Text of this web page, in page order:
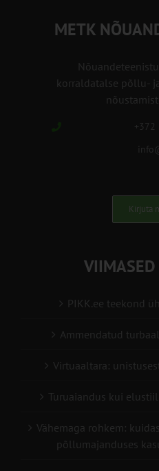
METK
korraldatalse põllu-
+372
Kirjuta
PIKK.ee teekond
Ammendatud
Virtuaaltara:
Turuaiandus kui
Vähemaga rohkem:
põllumajanduses